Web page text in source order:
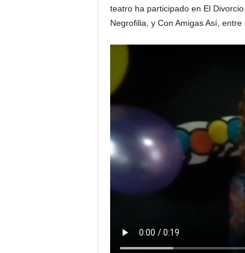
teatro ha participado en El
Negrofilia, y Con Amigas Así,